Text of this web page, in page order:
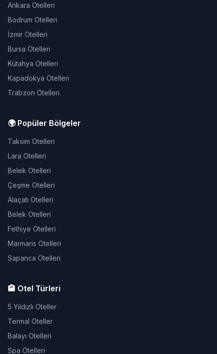
Ankara Otelleri
Bodrum Otelleri
İzmir Otelleri
Bursa Otelleri
Kütahya Otelleri
Kapadokya Otelleri
Trabzon Otelleri
🌍 Popüler Bölgeler
Taksim Otelleri
Lara Otelleri
Belek Otelleri
Çeşme Otelleri
Alaçatı Otelleri
Belek Otelleri
Fethiye Otelleri
Marmaris Otelleri
Sapanca Otelleri
🏨 Otel Türleri
5 Yıldızlı Oteller
Termal Oteller
Balayı Otelleri
Spa Otelleri